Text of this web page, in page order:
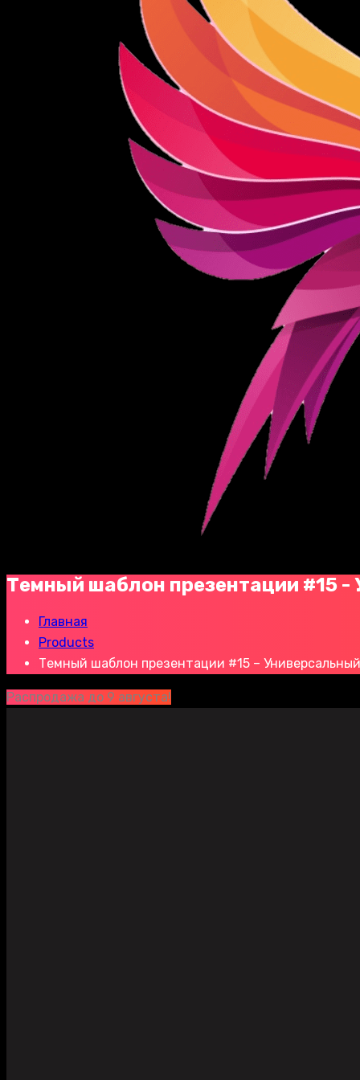
Темный шаблон презентации #15 -
Главная
Products
Темный шаблон презентации #15 – Универсальный
Распродажа до 9 августа!